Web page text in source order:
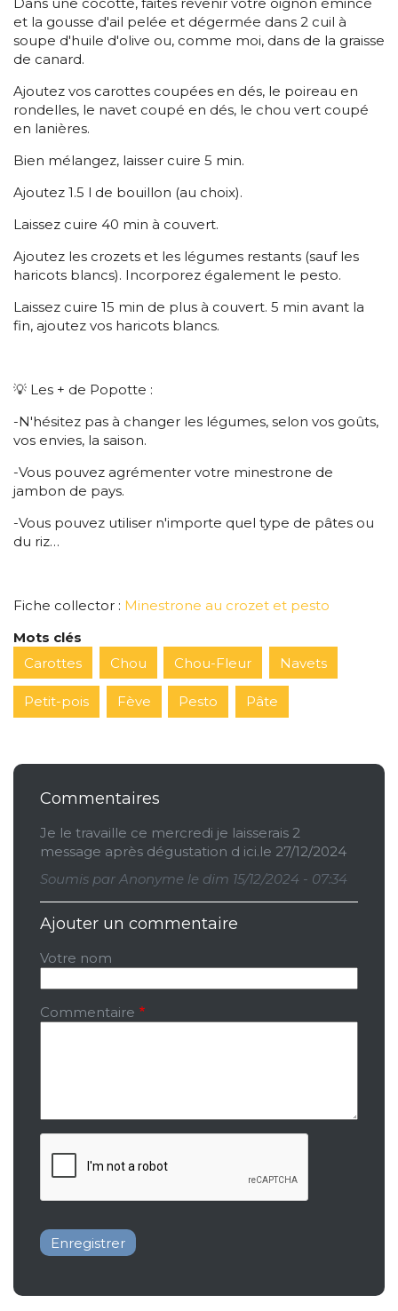
Dans une cocotte, faites revenir votre oignon émincé
et la gousse d'ail pelée et dégermée dans 2 cuil à
soupe d'huile d'olive ou, comme moi, dans de la graisse
de canard.
Ajoutez vos carottes coupées en dés, le poireau en
rondelles, le navet coupé en dés, le chou vert coupé
en lanières.
Bien mélangez, laisser cuire 5 min.
Ajoutez 1.5 l de bouillon (au choix).
Laissez cuire 40 min à couvert.
Ajoutez les crozets et les légumes restants (sauf les
haricots blancs). Incorporez également le pesto.
Laissez cuire 15 min de plus à couvert. 5 min avant la
fin, ajoutez vos haricots blancs.
💡 Les + de Popotte :
-N'hésitez pas à changer les légumes, selon vos goûts,
vos envies, la saison.
-Vous pouvez agrémenter votre minestrone de
jambon de pays.
-Vous pouvez utiliser n'importe quel type de pâtes ou
du riz…
Fiche collector : Minestrone au crozet et pesto
Mots clés
Carottes
Chou Chou-Fleur Navets
Petit-pois Fève Pesto Pâte
Commentaires
Soumis parAnonyme le dim 15/12/2024 - 07:34
Je le travaille ce mercredi je laisserais 2
message après dégustation d ici.le 27/12/2024
Ajouter un commentaire
Votre nom
Commentaire